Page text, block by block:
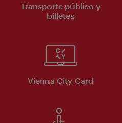
Transporte público y
billetes
Vienna City Card